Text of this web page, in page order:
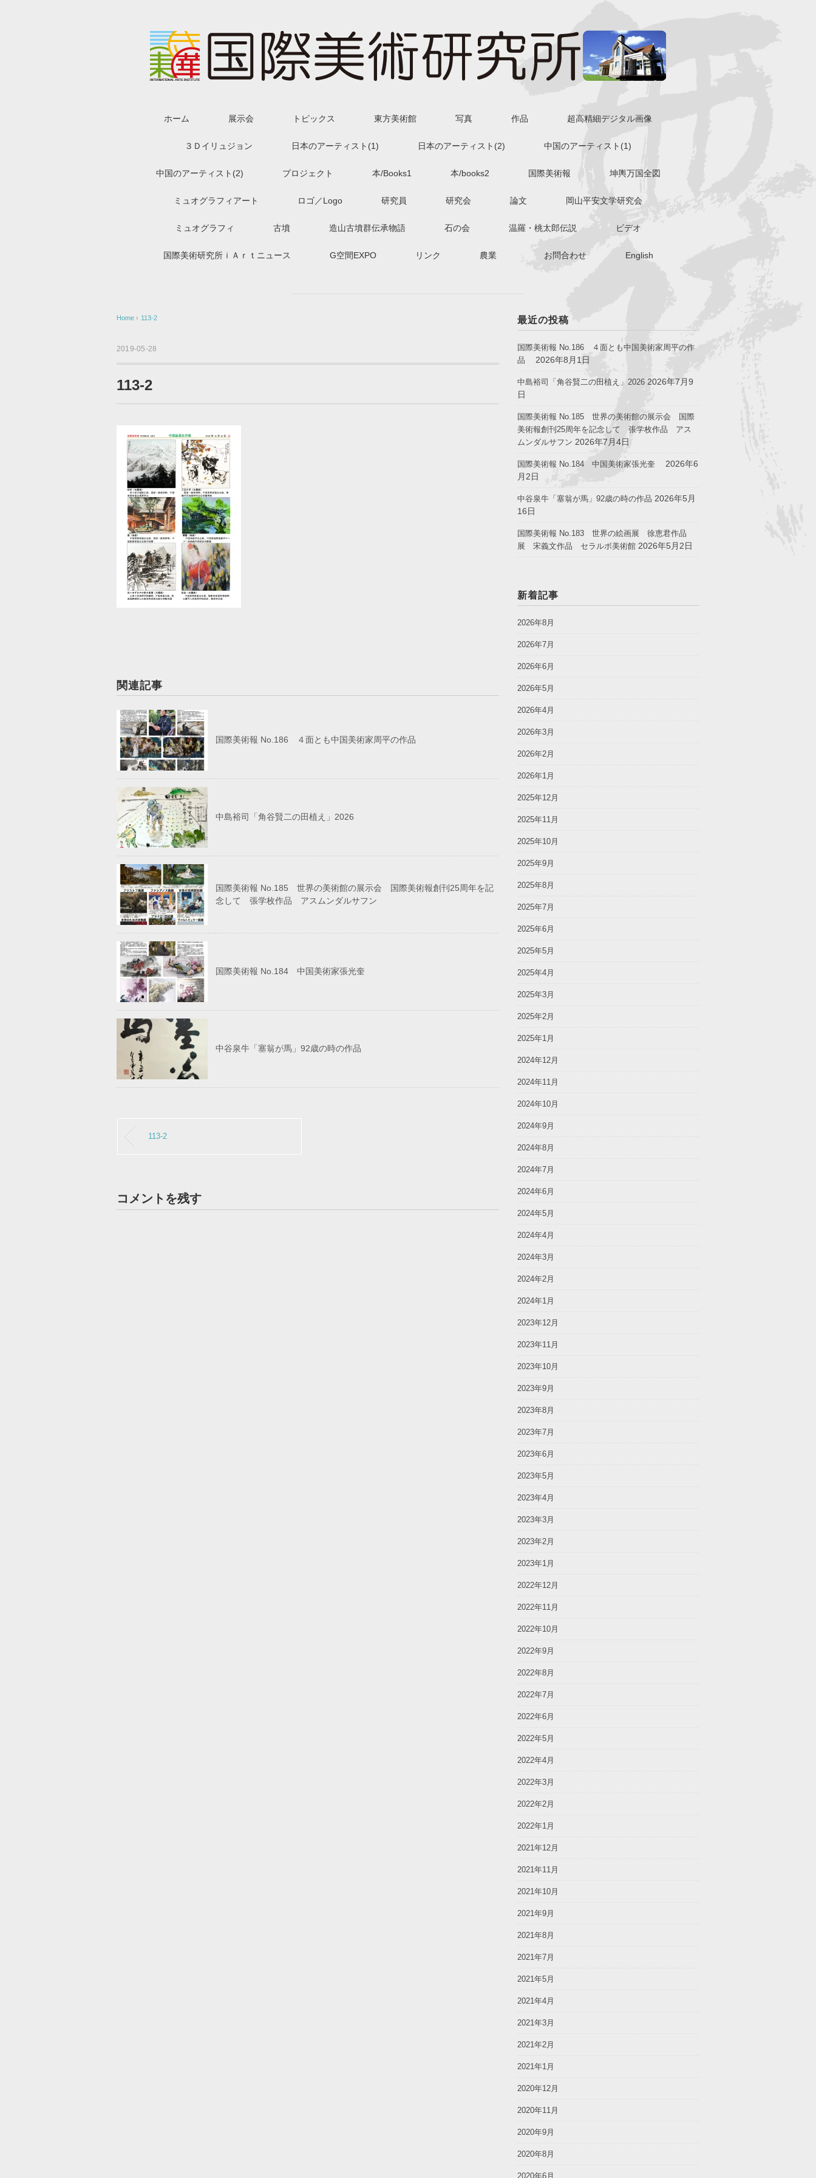
ホーム 展示会 トピックス 東方美術館 写真 作品 超高精細デジタル画像
３Ｄイリュジョン 日本のアーティスト(1) 日本のアーティスト(2) 中国のアーティスト(1)
中国のアーティスト(2) プロジェクト 本/Books1 本/books2 国際美術報 坤輿万国全図
ミュオグラフィアート ロゴ／Logo 研究員 研究会 論文 岡山平安文学研究会
ミュオグラフィ 古墳 造山古墳群伝承物語 石の会 温羅・桃太郎伝説 ビデオ
国際美術研究所ｉＡｒｔニュース G空間EXPO リンク 農業 お問合わせ English
Home › 113-2
2019-05-28
113-2
関連記事
国際美術報 No.186 ４面とも中国美術家周平の作品
中島裕司「角谷賢二の田植え」2026
国際美術報 No.185 世界の美術館の展示会 国際美術報創刊25周年を記
念して 張学枚作品 アスムンダルサフン
国際美術報 No.184 中国美術家張光奎
中谷泉牛「塞翁が馬」92歳の時の作品
113-2
コメントを残す
最近の投稿
国際美術報 No.186 ４面とも中国美術家周平の作
品
2026年8月1日
中島裕司「角谷賢二の田植え」2026 2026年7月9
日
国際美術報 No.185 世界の美術館の展示会 国際
美術報創刊25周年を記念して 張学枚作品 アス
ムンダルサフン 2026年7月4日
国際美術報 No.184 中国美術家張光奎
2026年6
月2日
中谷泉牛「塞翁が馬」92歳の時の作品 2026年5月
16日
国際美術報 No.183 世界の絵画展 徐恵君作品
展 宋義文作品 セラルボ美術館 2026年5月2日
新着記事
2026年8月
2026年7月
2026年6月
2026年5月
2026年4月
2026年3月
2026年2月
2026年1月
2025年12月
2025年11月
2025年10月
2025年9月
2025年8月
2025年7月
2025年6月
2025年5月
2025年4月
2025年3月
2025年2月
2025年1月
2024年12月
2024年11月
2024年10月
2024年9月
2024年8月
2024年7月
2024年6月
2024年5月
2024年4月
2024年3月
2024年2月
2024年1月
2023年12月
2023年11月
2023年10月
2023年9月
2023年8月
2023年7月
2023年6月
2023年5月
2023年4月
2023年3月
2023年2月
2023年1月
2022年12月
2022年11月
2022年10月
2022年9月
2022年8月
2022年7月
2022年6月
2022年5月
2022年4月
2022年3月
2022年2月
2022年1月
2021年12月
2021年11月
2021年10月
2021年9月
2021年8月
2021年7月
2021年5月
2021年4月
2021年3月
2021年2月
2021年1月
2020年12月
2020年11月
2020年9月
2020年8月
2020年6月